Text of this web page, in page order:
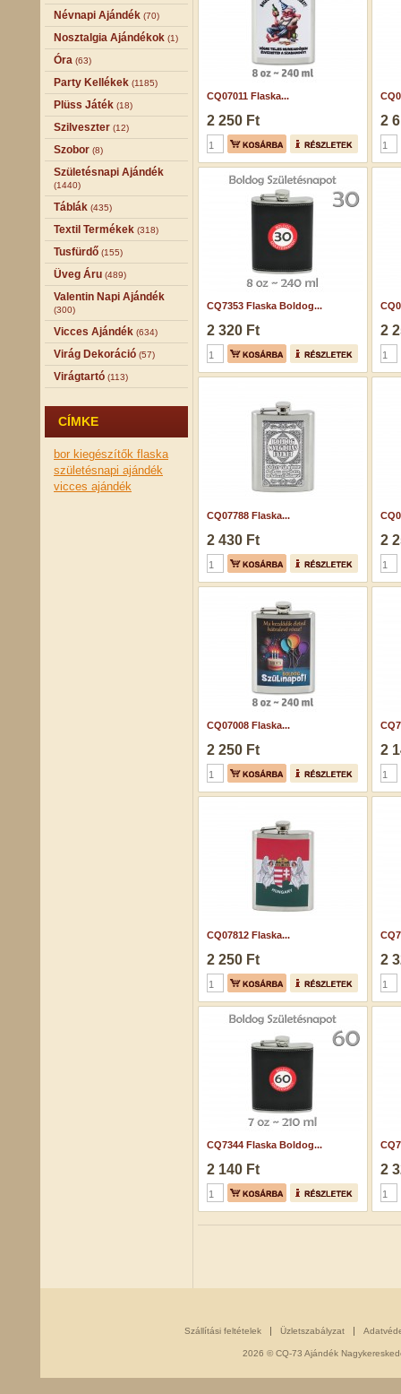
Névnapi Ajándék (70)
Nosztalgia Ajándékok (1)
Óra (63)
Party Kellékek (1185)
Plüss Játék (18)
Szilveszter (12)
Szobor (8)
Születésnapi Ajándék
(1440)
Táblák (435)
Textil Termékek (318)
Tusfürdő (155)
Üveg Áru (489)
Valentin Napi Ajándék
(300)
Vicces Ajándék (634)
Virág Dekoráció (57)
Virágtartó (113)
CÍMKE
bor kiegészítők flaska
születésnapi ajándék
vicces ajándék
CQ07011 Flaska...
2 250 Ft 2
CQ7353 Flaska Boldog...
2 320 Ft 2
CQ07788 Flaska...
2 430 Ft 2
CQ07008 Flaska...
2 250 Ft 2
CQ07812 Flaska...
2 250 Ft 2
CQ7344 Flaska Boldog...
2 140 Ft 2
Szállítási feltételek Üzletszabályzat
2026 © CQ-73 Ajándék